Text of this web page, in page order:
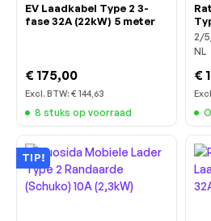
EV Laadkabel Type 2 3-
fase 32A (22kW) 5 meter
€ 175,00
Excl. BTW: € 144,63
8 stuks op voorraad
2/
NL
€
TIP!